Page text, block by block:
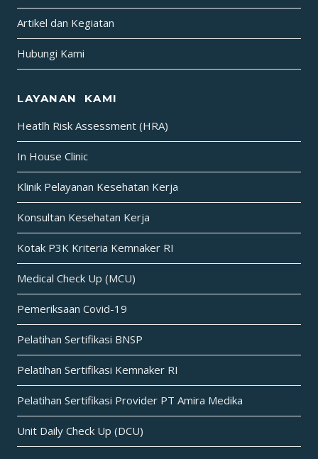
2026)
Artikel dan Kegiatan
Hubungi Kami
LAYANAN KAMI
Heatlh Risk Assessment (HRA)
In House Clinic
Klinik Pelayanan Kesehatan Kerja
Konsultan Kesehatan Kerja
Kotak P3K Kriteria Kemnaker RI
Medical Check Up (MCU)
Pemeriksaan Covid-19
Pelatihan Sertifikasi BNSP
Pelatihan Sertifikasi Kemnaker RI
Pelatihan Sertifikasi Provider PT Amira Medika
Unit Daily Check Up (DCU)